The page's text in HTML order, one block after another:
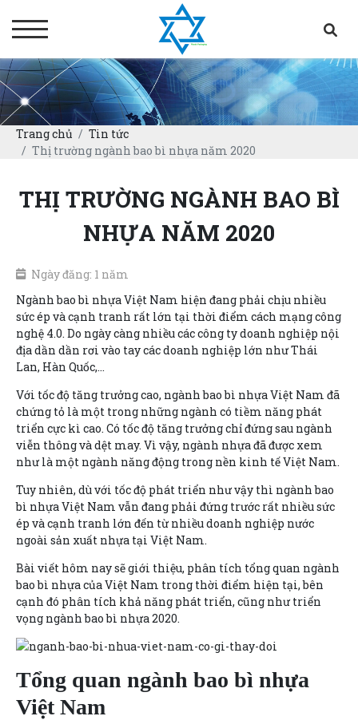
Trang chủ
Tin tức
Thị trường ngành bao bì nhựa năm 2020
THỊ TRƯỜNG NGÀNH BAO BÌ
NHỰA NĂM 2020
Ngày đăng: 1 năm
Ngành bao bì nhựa Việt Nam hiện đang phải chịu nhiều
sức ép và cạnh tranh rất lớn tại thời điểm cách mạng công
nghệ 4.0. Do ngày càng nhiều các công ty doanh nghiệp nội
địa dần dần rơi vào tay các doanh nghiệp lớn như Thái
Lan, Hàn Quốc,…
Với tốc độ tăng trưởng cao, ngành bao bì nhựa Việt Nam đã
chứng tỏ là một trong những ngành có tiềm năng phát
triển cực kì cao. Có tốc độ tăng trưởng chỉ đứng sau ngành
viễn thông và dệt may. Vì vậy, ngành nhựa đã được xem
như là một ngành năng động trong nền kinh tế Việt Nam.
Tuy nhiên, dù với tốc độ phát triển như vậy thì ngành bao
bì nhựa Việt Nam vẫn đang phải đứng trước rất nhiều sức
ép và cạnh tranh lớn đến từ nhiều doanh nghiệp nước
ngoài sản xuất nhựa tại Việt Nam.
Bài viết hôm nay sẽ giới thiệu, phân tích tổng quan ngành
bao bì nhựacủa Việt Nam trong thời điểm hiện tại, bên
cạnh đó phân tích khả năng phát triển, cũng nhưtriển
vọng ngành bao bì nhựa 2020.
Tổng quan ngành bao bì nhựa
Việt Nam